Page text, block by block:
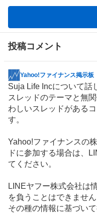
板
投稿コメント
掲
示
板
記
事
Yahoo!ファイナンス掲示板
Suja Life Incについて話
スレッドのテーマと無
わしいスレッドがある
す。
Yahoo!ファイナンスの
ドに参加する場合は、
てください。
LINEヤフー株式会社は
を負うことはできません
その種の情報に基づい